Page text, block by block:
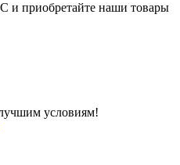
и приобретайте наши товары
условиям!